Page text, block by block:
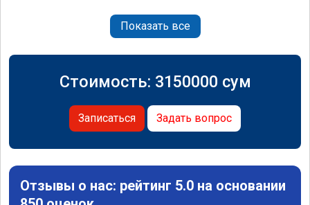
Показать все
Стоимость: 3150000 сум
Записаться Задать вопрос
Отзывы о нас: рейтинг 5.0 на основании